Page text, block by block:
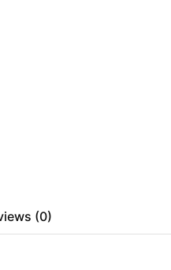
(0)